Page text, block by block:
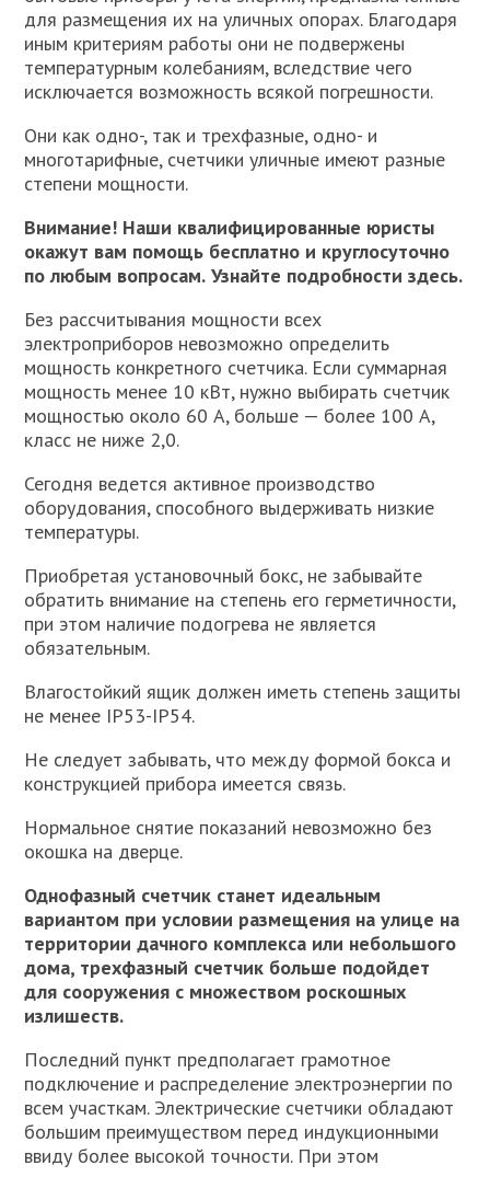
для размещения их на уличных опорах. Благодаря
иным критериям работы они не подвержены
температурным колебаниям, вследствие чего
исключается возможность всякой погрешности.
Они как одно-, так и трехфазные, одно- и
многотарифные, счетчики уличные имеют разные
степени мощности.
Внимание! Наши квалифицированные юристы
окажут вам помощь бесплатно и круглосуточно
по любым вопросам. Узнайте подробности здесь.
Без рассчитывания мощности всех
электроприборов невозможно определить
мощность конкретного счетчика. Если суммарная
мощность менее 10 кВт, нужно выбирать счетчик
мощностью около 60 А, больше — более 100 А,
класс не ниже 2,0.
Сегодня ведется активное производство
оборудования, способного выдерживать низкие
температуры.
Приобретая установочный бокс, не забывайте
обратить внимание на степень его герметичности,
при этом наличие подогрева не является
обязательным.
Влагостойкий ящик должен иметь степень защиты
не менее IP53-IP54.
Не следует забывать, что между формой бокса и
конструкцией прибора имеется связь.
Нормальное снятие показаний невозможно без
окошка на дверце.
Однофазный счетчик станет идеальным
вариантом при условии размещения на улице на
территории дачного комплекса или небольшого
дома, трехфазный счетчик больше подойдет
для сооружения с множеством роскошных
излишеств.
Последний пункт предполагает грамотное
подключение и распределение электроэнергии по
всем участкам. Электрические счетчики обладают
большим преимуществом перед индукционными
ввиду более высокой точности. При этом